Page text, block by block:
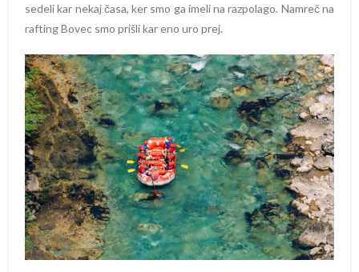
sedeli kar nekaj časa, ker smo ga imeli na razpolago. Namreč na
rafting Bovec smo prišli kar eno uro prej.